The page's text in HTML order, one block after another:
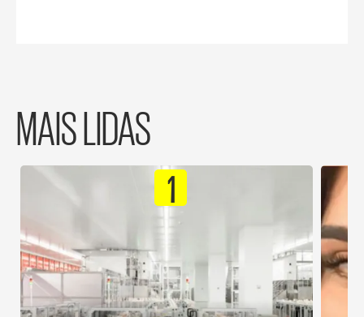
MAIS LIDAS
1